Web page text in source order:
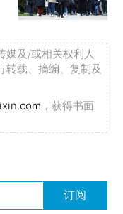
媒及/或相关权利人
转载、摘编、复制及
，获得书面
订阅